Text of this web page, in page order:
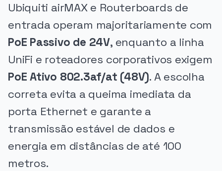
Ubiquiti airMAX e Routerboards de
entrada operam majoritariamente com
PoE Passivo de 24V, enquanto a linha
UniFi e roteadores corporativos exigem
PoE Ativo 802.3af/at (48V). A escolha
correta evita a queima imediata da
porta Ethernet e garante a
transmissão estável de dados e
energia em distâncias de até 100
metros.